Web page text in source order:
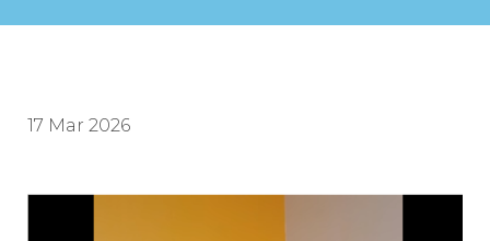
17 Mar 2026